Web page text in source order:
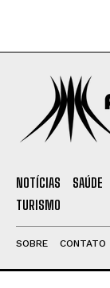
NOTÍCIAS SAÚDE
TURISMO
SOBRE CONTATO